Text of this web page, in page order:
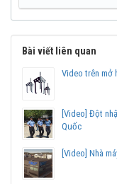
Mua vòng bi SKF NJ
sản phẩm chính hãng.
Mua vòng bi bạc
đâu uy tín?
Vòng bi Ngọc
Chuyên phân
tranh, Giao
Bài viết liên quan
Video trên mở
[Video] Đột
Quốc
[Video] Nhà